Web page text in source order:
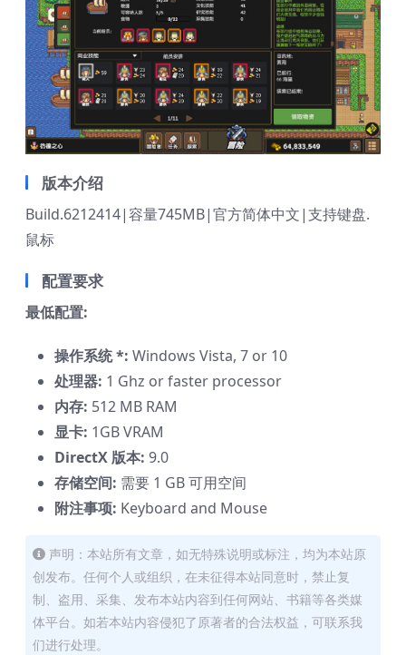
版本介绍
Build.6212414|容量745MB|官方简体中文|支持键盘.
鼠标
配置要求
最低配置:
操作系统 *: Windows Vista, 7 or 10
处理器: 1 Ghz or faster processor
内存: 512 MB RAM
显卡: 1GB VRAM
DirectX 版本: 9.0
存储空间: 需要 1 GB 可用空间
附注事项: Keyboard and Mouse
声明：本站所有文章，如无特殊说明或标注，均为本站原
创发布。任何个人或组织，在未征得本站同意时，禁止复
制、盗用、采集、发布本站内容到任何网站、书籍等各类媒
体平台。如若本站内容侵犯了原著者的合法权益，可联系我
们进行处理。